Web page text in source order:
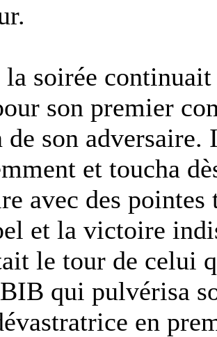
la soirée
son premier
de son
et toucha
avec des
et la victoire
le tour de celui
qui pulvérisa
en